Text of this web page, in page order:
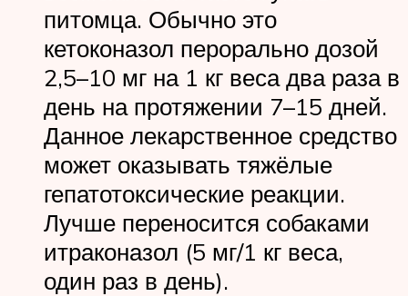
питомца. Обычно это
кетоконазол перорально дозой
2,5–10 мг на 1 кг веса два раза в
день на протяжении 7–15 дней.
Данное лекарственное средство
может оказывать тяжёлые
гепатотоксические реакции.
Лучше переносится собаками
итраконазол (5 мг/1 кг веса,
один раз в день).